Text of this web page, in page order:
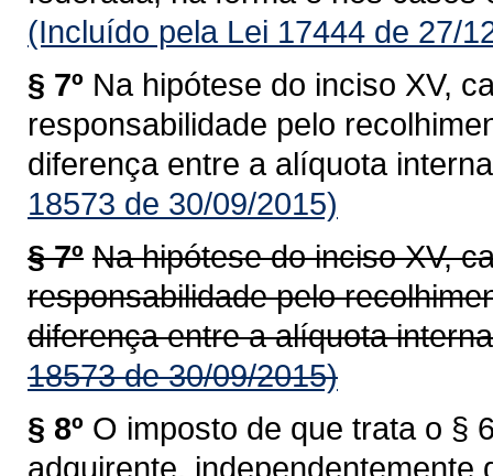
(Incluído pela Lei 17444 de 27/
§ 7º Na hipótese do inciso XV,
responsabilidade pelo
diferença entre a alíquota
18573 de 30/09/2015)
§ 7º Na hipótese do inciso XV,
responsabilidade pelo
diferença entre a alíquota
18573 de 30/09/2015)
§ 8º O imposto de que trata o §
adquirente, independentemente